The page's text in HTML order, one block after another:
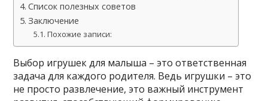
Список полезных советов
Заключение
Похожие записи:
Выбор игрушек для малыша – это ответственная
задача для каждого родителя. Ведь игрушки – это
не просто развлечение, это важный инструмент